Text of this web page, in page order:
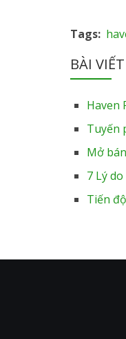
Tags
BÀI
Haven
Tuyến
Mở
7 Lý
Tiến